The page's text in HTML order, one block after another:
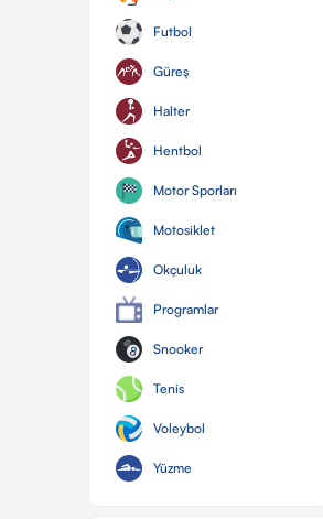
Futbol
Güreş
Halter
Hentbol
Motor Sporları
Motosiklet
Okçuluk
Programlar
Snooker
Tenis
Voleybol
Yüzme